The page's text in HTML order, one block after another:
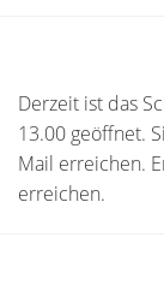
Derzeit ist das
13.00 geöffnet.
Mail erreichen.
erreichen.